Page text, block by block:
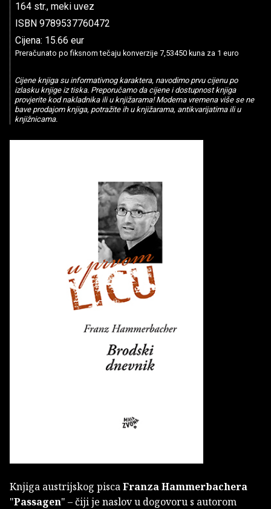
164 str., meki uvez
ISBN 9789537760472
Cijena: 15.66 eur
Preračunato po fiksnom tečaju konverzije 7,53450 kuna za 1 euro
Cijene knjiga su informativnog karaktera, navodimo prvu cijenu po
izlasku knjige iz tiska. Preporučamo da cijene i dostupnost knjiga
provjerite kod nakladnika ili u knjižarama! Moderna vremena više se ne
bave prodajom knjiga, potražite ih u knjižarama, antikvarijatima ili u
knjižnicama.
Knjiga austrijskog piscaFranza Hammerbachera
"Passagen" – čiji je naslov u dogovoru s autorom